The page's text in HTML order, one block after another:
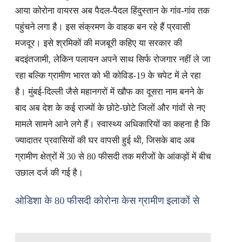
आया कोरोना वायरस अब पैदल-पैदल हिंदुस्तान के गांव-गांव तक
पहुंचने लगा है। इस संक्रमण के वाहक बन रहे हैं प्रवासी
मजदूर। इसे श्रमिकों की मजबूरी कहिए या सरकार की
बदइंतजामी, लेकिन पलायन अपने साथ सिर्फ रोजगार नहीं ले जा
रहा बल्कि ग्रामीण भारत को भी कोविड-19 के चपेट में ले रहा
है। मुंबई-दिल्ली जैसे महानगरों में खौफ का दूसरा नाम बनने के
बाद अब देश के कई राज्यों के छोटे-छोटे जिलों और गांवों से नए
मामले सामने आने लगे हैं। स्वास्थ्य अधिकारियों का कहना है कि
ज्यादातर प्रवासियों की घर वापसी हुई थी, जिसके बाद अब
ग्रामीण क्षेत्रों में 30 से 80 फीसदी तक मरीजों के आंकड़ों में बीच
उछाल दर्ज की गई है।
ओडिशा के 80 फीसदी कोरोना केस ग्रामीण इलाकों से